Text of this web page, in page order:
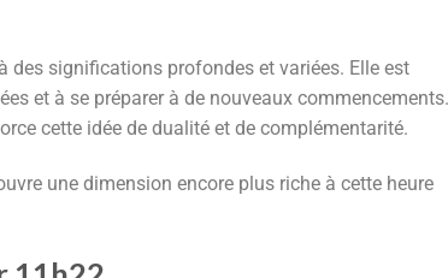
des significations profondes et variées. Elle est
et à se préparer à de nouveaux commencements.
cette idée de dualité et de complémentarité.
une dimension encore plus riche à cette heure